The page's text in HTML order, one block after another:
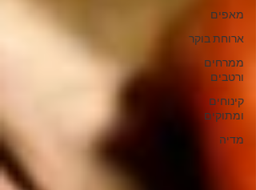
מאפים
ארוחת בוקר
ממרחים
ורטבים
קינוחים
ומתוקים
מדיה